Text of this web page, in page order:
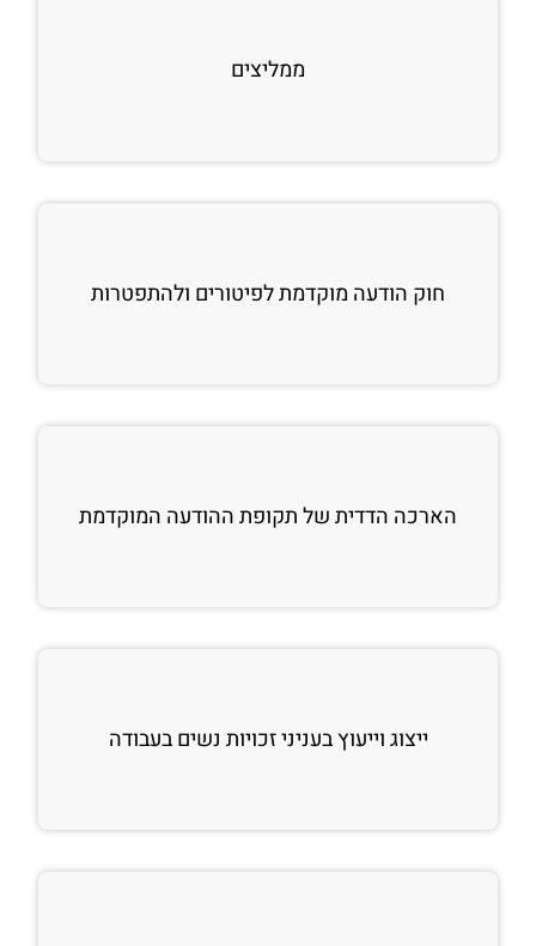
ממליצים
חוק הודעה מוקדמת לפיטורים ולהתפטרות
הארכה הדדית של תקופת ההודעה המוקדמת
ייצוג וייעוץ בעניני זכויות נשים בעבודה